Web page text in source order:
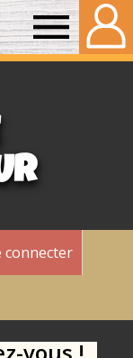
connecter(onglet